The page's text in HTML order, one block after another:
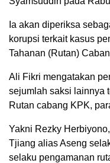
Ia akan diperiksa
korupsi terkait kasus
Tahanan (Rutan)
Ali Fikri mengatakan
sejumlah saksi lainnya
Rutan cabang KPK,
Yakni Rezky
Tjiang alias Aseng
selaku pengamanan